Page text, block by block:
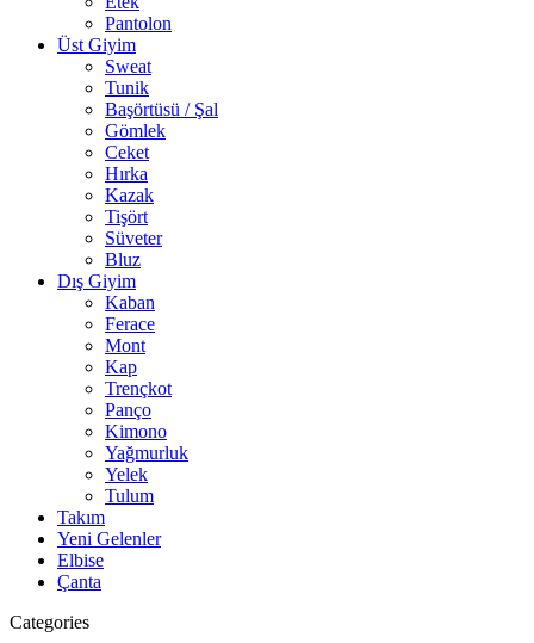
Pantolon
Üst Giyim
Sweat
Tunik
Başörtüsü / Şal
Gömlek
Ceket
Hırka
Kazak
Tişört
Süveter
Bluz
Dış Giyim
Kaban
Ferace
Mont
Kap
Trençkot
Panço
Kimono
Yağmurluk
Yelek
Tulum
Takım
Yeni Gelenler
Elbise
Çanta
Categories